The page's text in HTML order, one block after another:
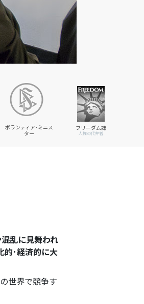
ボランティア･ミニス
ター
フリーダム誌
人権の代弁者
乱に見舞われ
的･経済的に大
世界で競争す